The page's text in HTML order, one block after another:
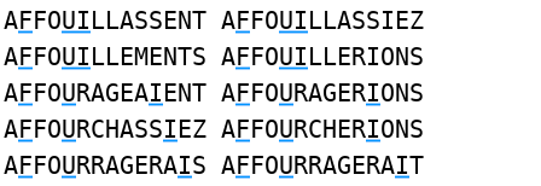
AFFOUILLASSENT AFFOUILLASSIEZ
AFFOUILLEMENTS AFFOUILLERIONS
AFFOURAGEAIENT AFFOURAGERIONS
AFFOURCHASSIEZ AFFOURCHERIONS
AFFOURRAGERAIS AFFOURRAGERAIT